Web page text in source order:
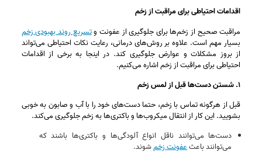
اقدامات احتیاطی برای مراقبت از زخم
مراقبت صحیح از زخم‌ها برای جلوگیری از عفونت وتسریع روند بهبودی زخم
بسیار مهم است. علاوه بر روش‌های درمانی، رعایت نکات احتیاطی می‌تواند
از بروز مشکلات و عوارض جلوگیری کند. در اینجا به برخی از اقدامات
احتیاطی برای مراقبت از زخم اشاره می‌کنیم.
۱. شستن دست‌ها قبل از لمس زخم
قبل از هرگونه تماس با زخم، حتما دست‌های خود را با آب و صابون به خوبی
بشویید. این کار از انتقال میکروب‌ها و باکتری‌ها به زخم جلوگیری می‌کند.
دست‌ها می‌توانند ناقل انواع آلودگی‌ها و باکتری‌ها باشند که
می‌توانند باعثعفونت زخمشوند.